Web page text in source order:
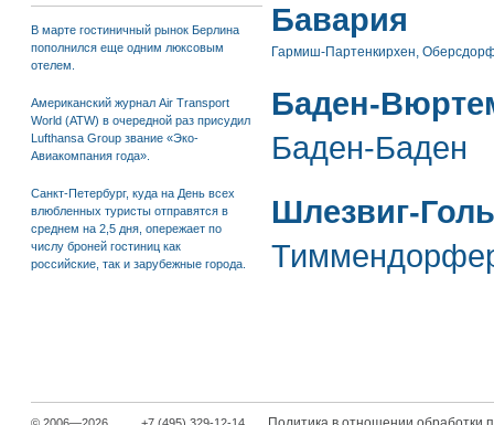
В марте гостиничный рынок Берлина
пополнился еще одним люксовым
отелем.
Американский журнал Air Transport
World (ATW) в очередной раз присудил
Lufthansa Group звание «Эко-
Авиакомпания года».
Санкт-Петербург, куда на День всех
влюбленных туристы отправятся в
среднем на 2,5 дня, опережает по
числу броней гостиниц как
российские, так и зарубежные города.
Бавария
Гармиш-Партенкирхен,
Баден-
Баден-Баден
Шлезвиг-